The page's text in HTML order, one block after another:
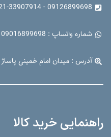
09126899698 - 021-33907914
شماره واتساپ : 09016899698
آدرس : میدان امام خمینی پاساژ
راهنمایی خرید کالا